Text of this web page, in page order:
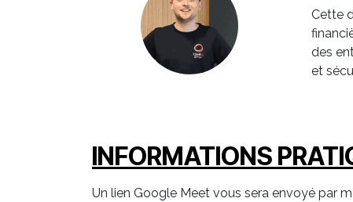
Cette
des
et
INFORMATIONS
Un lien Google Meet vous sera envoyé par